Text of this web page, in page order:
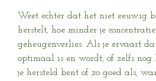
Weet echter dat het niet eeuwig
herstelt, hoe minder je
geheugenverlies. Als je ervaart
optimaal is en wordt, of zelfs nog
je hersteld bent of zo goed als,